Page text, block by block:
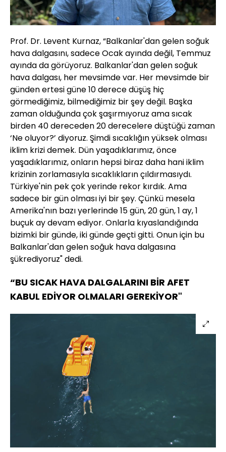
Prof. Dr. Levent Kurnaz, “Balkanlar'dan gelen soğuk
hava dalgasını, sadece Ocak ayında değil, Temmuz
ayında da görüyoruz. Balkanlar'dan gelen soğuk
hava dalgası, her mevsimde var. Her mevsimde bir
günden ertesi güne 10 derece düşüş hiç
görmediğimiz, bilmediğimiz bir şey değil. Başka
zaman olduğunda çok şaşırmıyoruz ama sıcak
birden 40 dereceden 20 derecelere düştüğü zaman
‘Ne oluyor?’ diyoruz. Şimdi sıcaklığın yüksek olması
iklim krizi demek. Dün yaşadıklarımız, önce
yaşadıklarımız, onların hepsi biraz daha hani iklim
krizinin zorlamasıyla sıcaklıkların çıldırmasıydı.
Türkiye'nin pek çok yerinde rekor kırdık. Ama
sadece bir gün olması iyi bir şey. Çünkü mesela
Amerika'nın bazı yerlerinde 15 gün, 20 gün, 1 ay, 1
buçuk ay devam ediyor. Onlarla kıyaslandığında
bizimki bir günde, iki günde geçti gitti. Onun için bu
Balkanlar'dan gelen soğuk hava dalgasına
şükrediyoruz" dedi.
“BU SICAK HAVA DALGALARINI BİR AFET
KABUL EDİYOR OLMALARI GEREKİYOR"